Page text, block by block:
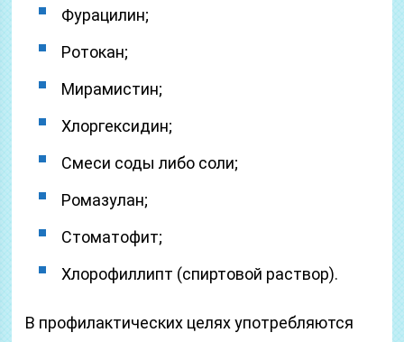
Фурацилин;
Ротокан;
Мирамистин;
Хлоргексидин;
Смеси соды либо соли;
Ромазулан;
Стоматофит;
Хлорофиллипт (спиртовой раствор).
В профилактических целях употребляются